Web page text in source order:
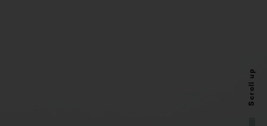
Scroll up